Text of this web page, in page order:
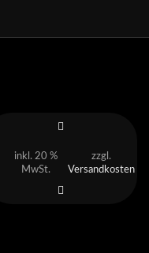
inkl. 20 %
MwSt.
zzgl.
Versandkosten